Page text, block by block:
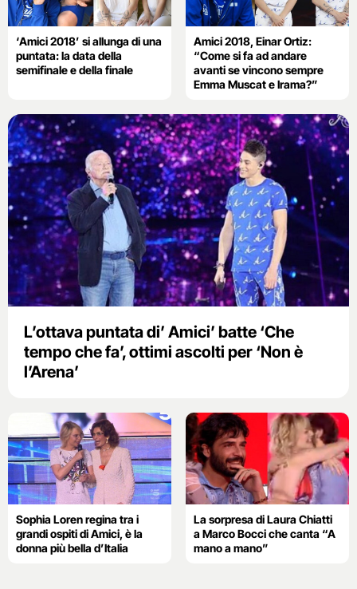
‘Amici 2018’ si allunga di una
puntata: la data della
semifinale e della finale
Amici 2018, Einar Ortiz:
“Come si fa ad andare
avanti se vincono sempre
Emma Muscat e Irama?”
L’ottava puntata di’ Amici’ batte ‘Che
tempo che fa’, ottimi ascolti per ‘Non è
l’Arena’
Sophia Loren regina tra i
grandi ospiti di Amici, è la
donna più bella d’Italia
La sorpresa di Laura Chiatti
a Marco Bocci che canta “A
mano a mano”